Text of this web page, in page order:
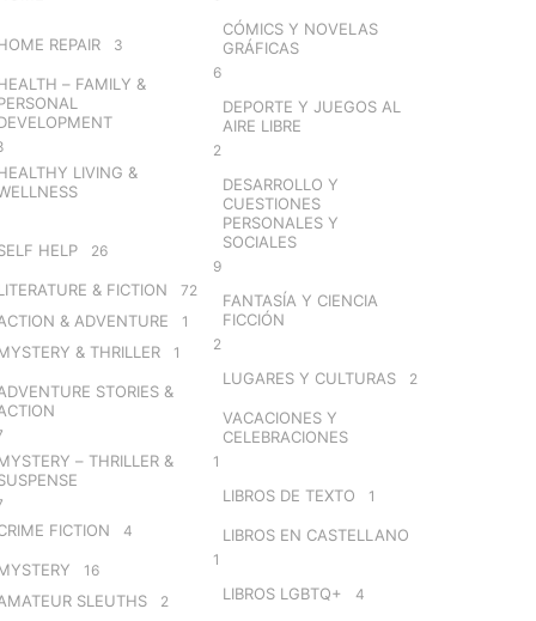
REPAIR 3
– FAMILY &
LIVING &
HELP 26
& FICTION 72
& ADVENTURE 1
& THRILLER 1
STORIES &
– THRILLER &
FICTION 4
16
SLEUTHS 2
CÓMICS Y NOVELAS
GRÁFICAS
6
DEPORTE Y JUEGOS AL
AIRE LIBRE
2
DESARROLLO Y
CUESTIONES
PERSONALES Y
SOCIALES
9
FANTASÍA Y CIENCIA
FICCIÓN
2
LUGARES Y CULTURAS 2
VACACIONES Y
CELEBRACIONES
1
LIBROS DE TEXTO 1
LIBROS EN CASTELLANO
1
LIBROS LGBTQ+ 4